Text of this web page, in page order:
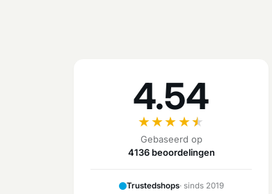
4.54
★★★★★
Gebaseerd op
4136 beoordelingen
Trustedshops· sinds 2019